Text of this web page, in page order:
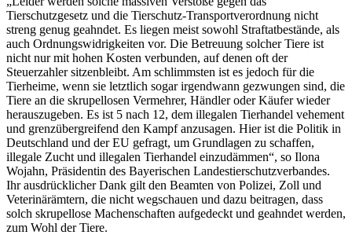
Tierschutzgesetz und die Tierschutz-Transportverordnung nicht
streng genug geahndet. Es liegen meist sowohl Straftatbestände, als
auch Ordnungswidrigkeiten vor. Die Betreuung solcher Tiere ist
nicht nur mit hohen Kosten verbunden, auf denen oft der
Steuerzahler sitzenbleibt. Am schlimmsten ist es jedoch für die
Tierheime, wenn sie letztlich sogar irgendwann gezwungen sind, die
Tiere an die skrupellosen Vermehrer, Händler oder Käufer wieder
herauszugeben. Es ist 5 nach 12, dem illegalen Tierhandel vehement
und grenzübergreifend den Kampf anzusagen. Hier ist die Politik in
Deutschland und der EU gefragt, um Grundlagen zu schaffen,
illegale Zucht und illegalen Tierhandel einzudämmen“, so Ilona
Wojahn, Präsidentin des Bayerischen Landestierschutzverbandes.
Ihr ausdrücklicher Dank gilt den Beamten von Polizei, Zoll und
Veterinärämtern, die nicht wegschauen und dazu beitragen, dass
solch skrupellose Machenschaften aufgedeckt und geahndet werden,
zum Wohl der Tiere.